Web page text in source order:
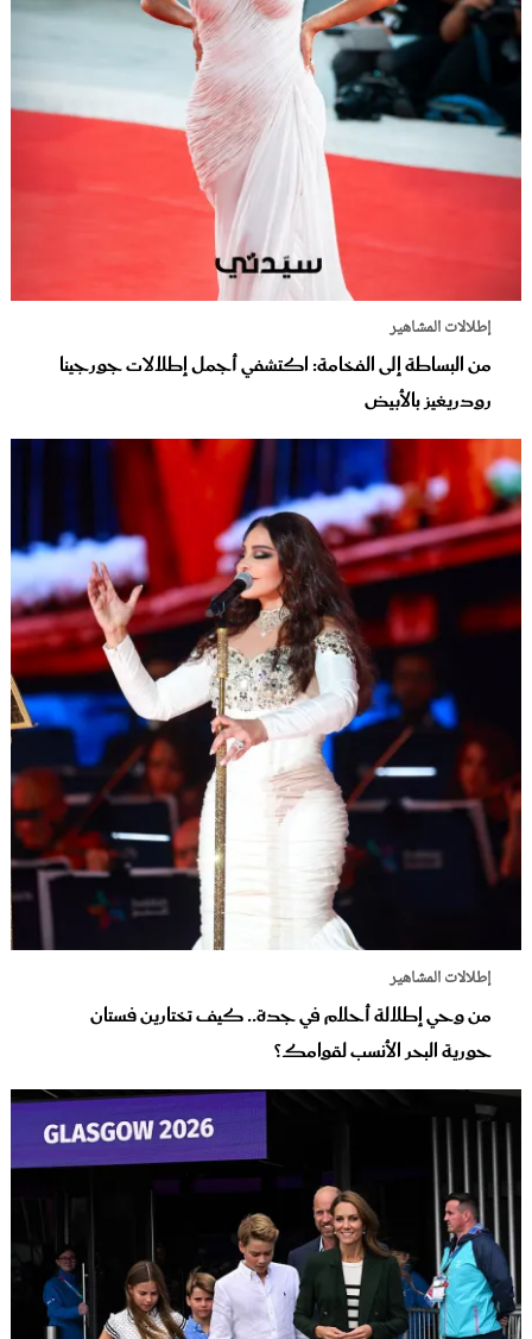
إطلالات المشاهير
من البساطة إلى الفخامة: اكتشفي أجمل إطلالات جورجينا
رودريغيز بالأبيض
إطلالات المشاهير
من وحي إطلالة أحلام في جدة.. كيف تختارين فستان
حورية البحر الأنسب لقوامك؟